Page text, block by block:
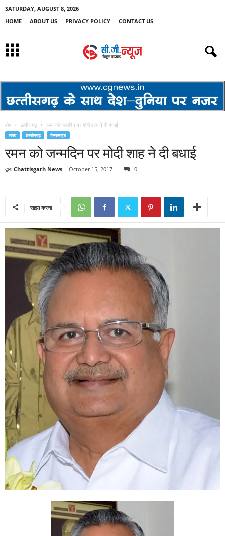
SATURDAY, AUGUST 8, 2026
HOME
ABOUT US PRIVACY POLICY CONTACT US
होम छत्तीसगढ़ रमन को जन्मदिन पर मोदी शाह ने दी बधाई
राज्य छत्तीसगढ़ मेनस्लाइड
रमन को जन्मदिन पर मोदी शाह ने दी बधाई
द्वारा Chattisgarh News - October 15, 2017 0
साझा करना